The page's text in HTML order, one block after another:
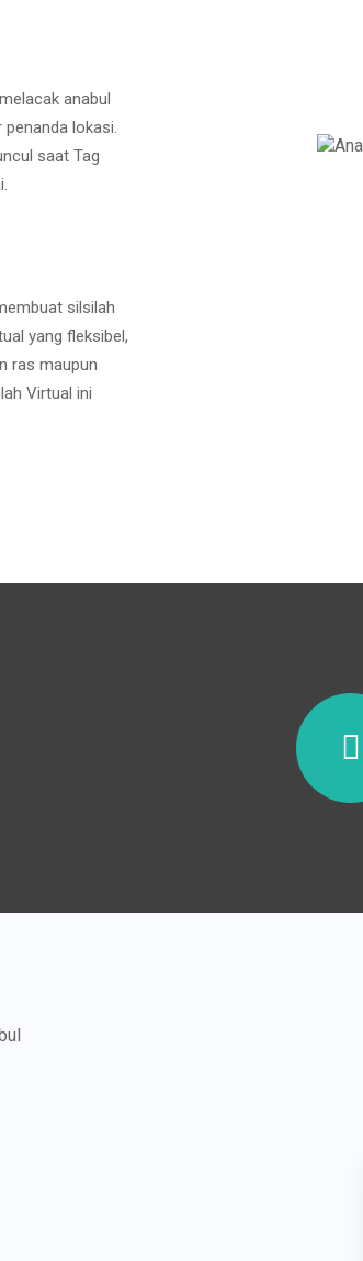
anabul
penanda lokasi.
saat Tag
silsilah
yang fleksibel,
ras maupun
Virtual ini